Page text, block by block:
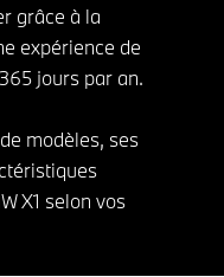
grâce à la
expérience de
jours par an.
modèles, ses
X1 selon vos